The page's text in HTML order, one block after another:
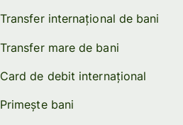
Transfer internațional de bani
Transfer mare de bani
Card de debit internațional
Primește bani